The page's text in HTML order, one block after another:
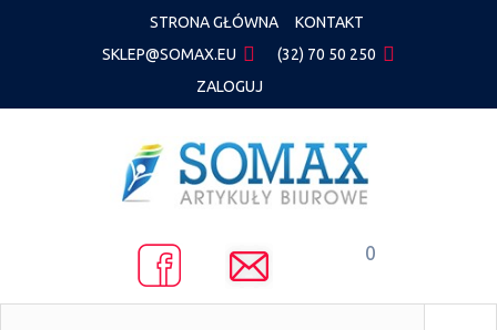
STRONA GŁÓWNA
KONTAKT
SKLEP@SOMAX.EU
(32) 70 50 250
ZALOGUJ
0